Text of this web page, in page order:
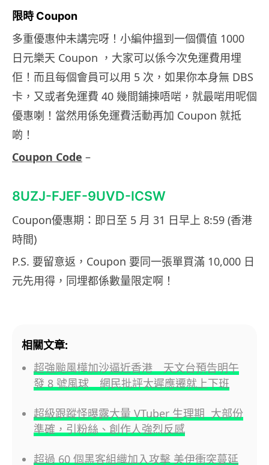
限時 Coupon
多重優惠仲未講完呀！小編仲搵到一個價值 1000
日元樂天 Coupon ，大家可以係今次免運費用埋
佢！而且每個會員可以用 5 次，如果你本身無 DBS
卡，又或者免運費 40 幾間鋪揀唔啱，就最啱用呢個
優惠喇！當然用係免運費活動再加 Coupon 就抵
啲！
Coupon Code –
8UZJ-FJEF-9UVD-ICSW
Coupon優惠期：即日至 5 月 31 日早上 8:59 (香港
時間)
P.S. 要留意返，Coupon 要同一張單買滿 10,000 日
元先用得，同埋都係數量限定啊！
相關文章:
超強颱風樺加沙逼近香港 天文台預告明午
發 8 號風球 網民批評太遲應遷就上下班
超級跟蹤怪曝露大量 VTuber 生理期 大部份
準確，引粉絲、創作人強烈反感
超過 60 個黑客組織加入攻擊 美伊衝突蔓延